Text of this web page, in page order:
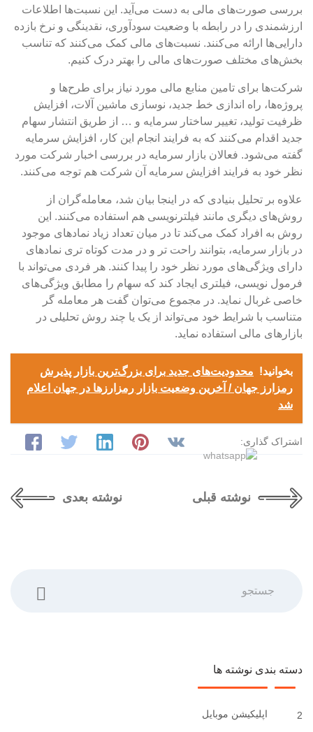
بررسی صورت‌های مالی به دست می‌آید. این نسبت‌ها اطلاعات
ارزشمندی را در رابطه با وضعیت سودآوری، نقدینگی و نرخ بازده
دارایی‌ها ارائه می‌کنند. نسبت‌های مالی کمک می‌کنند که تناسب
بخش‌های مختلف صورت‌های مالی را بهتر درک کنیم.
شرکت‌ها برای تامین منابع مالی مورد نیاز برای طرح‌ها و
پروژه‌ها، راه اندازی خط جدید، نوسازی ماشین آلات، افزایش
ظرفیت تولید، تغییر ساختار سرمایه و … از طریق انتشار سهام
جدید اقدام می‌کنند که به فرایند انجام این کار، افزایش سرمایه
گفته می‌شود. فعالان بازار سرمایه در بررسی اخبار شرکت مورد
نظر خود به فرایند افزایش سرمایه آن شرکت هم توجه می‌کنند.
علاوه بر تحلیل بنیادی که در اینجا بیان شد، معامله‌گران از
روش‌های دیگری مانند فیلترنویسی هم استفاده می‌کنند. این
روش به افراد کمک می‌کند تا در میان تعداد زیاد نمادهای موجود
در بازار سرمایه، بتوانند راحت تر و در مدت کوتاه تری نمادهای
دارای ویژگی‌های مورد نظر خود را پیدا کنند. هر فردی می‌تواند با
فرمول نویسی، فیلتری ایجاد کند که سهام را مطابق ویژگی‌های
خاصی غربال نماید. در مجموع می‌توان گفت هر معامله گر
متناسب با شرایط خود می‌تواند از یک یا چند روش تحلیلی در
بازارهای مالی استفاده نماید.
بخوانید! محدودیت‌های جدید برای بزرگ‌ترین بازار پذیرش
رمزارز جهان / آخرین وضعیت بازار رمزارزها در جهان اعلام
شد
اشتراک گذاری:
نوشته قبلی نوشته بعدی
دسته بندی نوشته ها
2 اپلیکیشن موبایل